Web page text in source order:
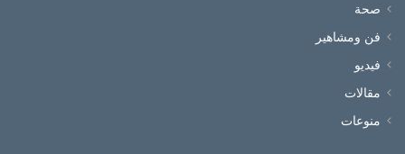
صحة
فن ومشاهير
فيديو
مقالات
منوعات